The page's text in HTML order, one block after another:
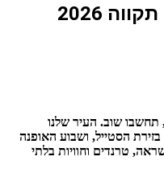
2026
שוב. העיר שלנו
הסטייל, ושבוע האופנה
טרנדים וחוויות בלתי